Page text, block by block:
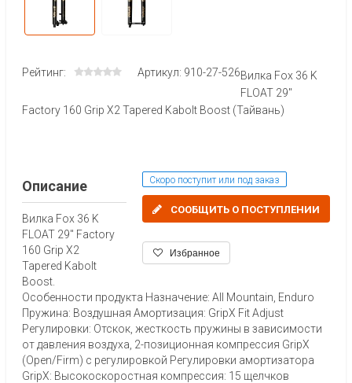
Рейтинг: Артикул: 910-27-526Вилка Fox 36 K
FLOAT 29"
Factory 160 Grip X2 Tapered Kabolt Boost (Тайвань)
Скоро поступит или под заказ
СООБЩИТЬ О ПОСТУПЛЕНИИ
Избранное
Описание
Вилка Fox 36 K
FLOAT 29" Factory
160 Grip X2
Tapered Kabolt
Boost.
Особенности продукта Назначение: All Mountain, Enduro
Пружина: Воздушная Амортизация: GripX Fit Adjust
Регулировки: Отскок, жесткость пружины в зависимости
от давления воздуха, 2-позиционная компрессия GripX
(Open/Firm) с регулировкой Регулировки амортизатора
GripX: Высокоскоростная компрессия: 15 щелчков